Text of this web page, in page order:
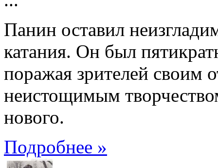
Панин оставил
катания. Он был
поражая зрителей своим
неистощимым
нового.
Подробнее »